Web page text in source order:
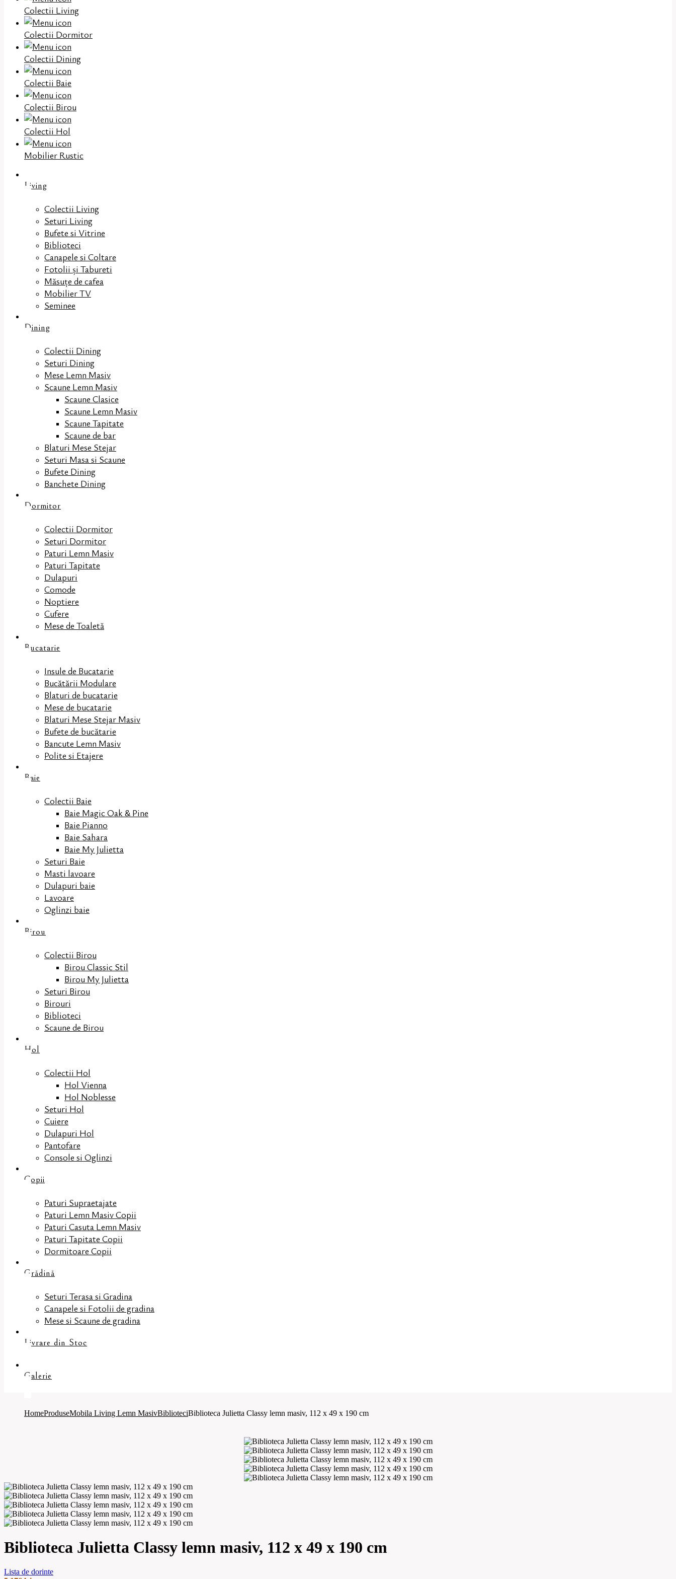
Colectii Living
Colectii Dormitor
Colectii Dining
Colectii Baie
Colectii Birou
Colectii Hol
Mobilier Rustic
Living
Colectii Living
Seturi Living
Bufete si Vitrine
Biblioteci
Canapele si Coltare
Fotolii și Tabureti
Măsuţe de cafea
Mobilier TV
Seminee
Dining
Colectii Dining
Seturi Dining
Mese Lemn Masiv
Scaune Lemn Masiv
Scaune Clasice
Scaune Lemn Masiv
Scaune Tapitate
Scaune de bar
Blaturi Mese Stejar
Seturi Masa si Scaune
Bufete Dining
Banchete Dining
Dormitor
Colectii Dormitor
Seturi Dormitor
Paturi Lemn Masiv
Paturi Tapitate
Dulapuri
Comode
Noptiere
Cufere
Mese de Toaletă
Bucatarie
Insule de Bucatarie
Bucătării Modulare
Blaturi de bucatarie
Mese de bucatarie
Blaturi Mese Stejar Masiv
Bufete de bucătarie
Bancute Lemn Masiv
Polite si Etajere
Baie
Colectii Baie
Baie Magic Oak & Pine
Baie Pianno
Baie Sahara
Baie My Julietta
Seturi Baie
Masti lavoare
Dulapuri baie
Lavoare
Oglinzi baie
Birou
Colectii Birou
Birou Classic Stil
Birou My Julietta
Seturi Birou
Birouri
Biblioteci
Scaune de Birou
Hol
Colectii Hol
Hol Vienna
Hol Noblesse
Seturi Hol
Cuiere
Dulapuri Hol
Pantofare
Console si Oglinzi
Copii
Paturi Supraetajate
Paturi Lemn Masiv Copii
Paturi Casuta Lemn Masiv
Paturi Tapitate Copii
Dormitoare Copii
Grădină
Seturi Terasa si Gradina
Canapele si Fotolii de gradina
Mese si Scaune de gradina
Livrare din Stoc
Galerie
HomeProduseMobila Living Lemn MasivBiblioteciBiblioteca Julietta Classy lemn masiv, 112 x 49 x 190 cm
Biblioteca Julietta Classy lemn masiv, 112 x 49 x 190 cm
Lista de dorinte